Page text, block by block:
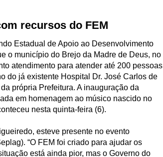
recursos do FEM
Estadual de Apoio ao Desenvolvimento
o município do Brejo da Madre de Deus, no
atendimento para atender até 200 pessoas
do já existente Hospital Dr. José Carlos de
própria Prefeitura. A inauguração da
em homenagem ao músico nascido no
nesta quinta-feira (6).
esteve presente no evento
“O FEM foi criado para ajudar os
está ainda pior, mas o Governo do